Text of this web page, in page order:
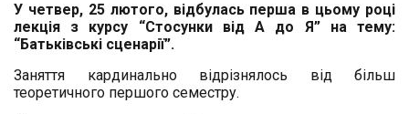
У четвер, 25 лютого, відбулась перша в цьому році
лекція з курсу “Стосунки від А до Я” на тему:
“Батьківські сценарії”.
Заняття кардинально відрізнялось від більш
теоретичного першого семестру.